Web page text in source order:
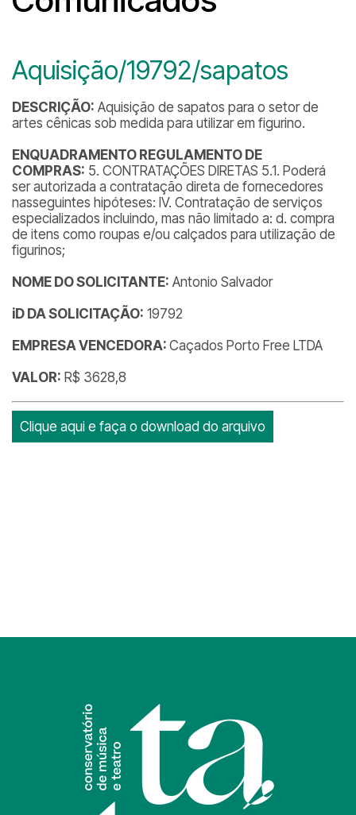
Aquisição/19792/sapatos
DESCRIÇÃO: Aquisição de sapatos para o setor de
artes cênicas sob medida para utilizar em figurino.
ENQUADRAMENTO REGULAMENTO DE
COMPRAS: 5. CONTRATAÇÕES DIRETAS 5.1. Poderá
ser autorizada a contratação direta de fornecedores
nasseguintes hipóteses: IV. Contratação de serviços
especializados incluindo, mas não limitado a: d. compra
de itens como roupas e/ou calçados para utilização de
figurinos;
NOME DO SOLICITANTE: Antonio Salvador
iD DA SOLICITAÇÃO: 19792
EMPRESA VENCEDORA: Caçados Porto Free LTDA
VALOR: R$ 3628,8
Clique aqui e faça o download do arquivo